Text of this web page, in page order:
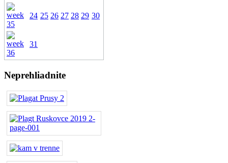
24 25 26 27 28 29 30
31
Neprehliadnite